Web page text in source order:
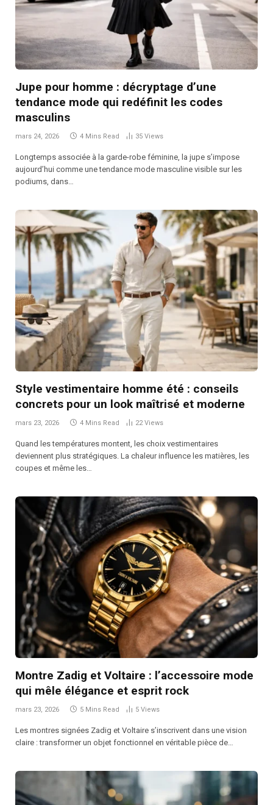
Jupe pour homme : décryptage d’une
tendance mode qui redéfinit les codes
masculins
mars 24, 2026 4 Mins Read 35 Views
Longtemps associée à la garde-robe féminine, la jupe s’impose
aujourd’hui comme une tendance mode masculine visible sur les
podiums, dans…
Style vestimentaire homme été : conseils
concrets pour un look maîtrisé et moderne
mars 23, 2026 4 Mins Read 22Views
Quand les températures montent, les choix vestimentaires
deviennent plus stratégiques. La chaleur influence les matières, les
coupes et même les…
Montre Zadig et Voltaire : l’accessoire mode
qui mêle élégance et esprit rock
mars 23, 2026 5 Mins Read 5 Views
Les montres signées Zadig et Voltaire s’inscrivent dans une vision
claire : transformer un objet fonctionnel en véritable pièce de…